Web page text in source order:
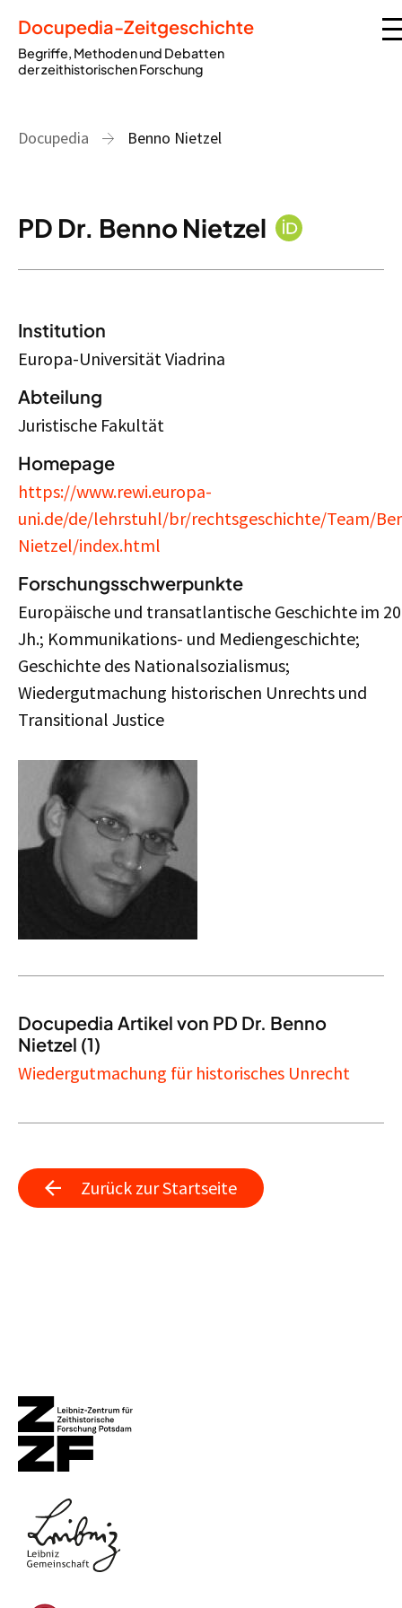
Docupedia-Zeitgeschichte
Begriffe, Methoden und Debatten
der zeithistorischen Forschung
Docupedia Benno Nietzel
PD Dr. Benno Nietzel
Institution
Europa-Universität Viadrina
Abteilung
Juristische Fakultät
Homepage
https://www.rewi.europa-
uni.de/de/lehrstuhl/br/rechtsgeschichte/Team/
Nietzel/index.html
Forschungsschwerpunkte
Europäische und transatlantische Geschichte im
Jh.; Kommunikations- und Mediengeschichte;
Geschichte des Nationalsozialismus;
Wiedergutmachung historischen Unrechts und
Transitional Justice
Docupedia Artikel von PD Dr. Benno
Nietzel (1)
Wiedergutmachung für historisches Unrecht
Zurück zur Startseite